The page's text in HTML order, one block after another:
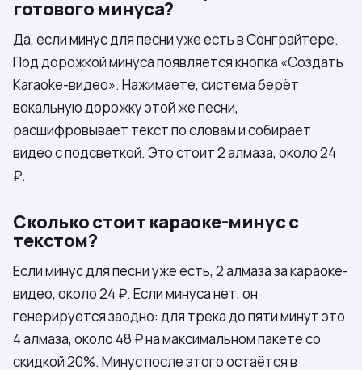
готового минуса?
Да, если минус для песни уже есть в Сонграйтере.
Под дорожкой минуса появляется кнопка «Создать
Karaoke-видео». Нажимаете, система берёт
вокальную дорожку этой же песни,
расшифровывает текст по словам и собирает
видео с подсветкой. Это стоит 2 алмаза, около 24
₽.
Сколько стоит караоке-минус с
текстом?
Если минус для песни уже есть, 2 алмаза за караоке-
видео, около 24 ₽. Если минуса нет, он
генерируется заодно: для трека до пяти минут это
4 алмаза, около 48 ₽ на максимальном пакете со
скидкой 20%. Минус после этого остаётся в